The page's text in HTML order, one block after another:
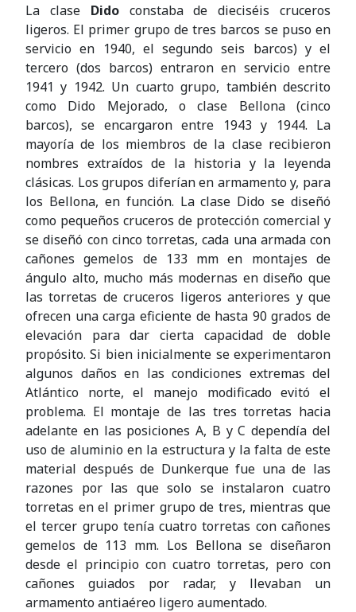
La clase Didoconstaba de dieciséis cruceros
ligeros. El primer grupo de tres barcos se puso en
servicio en 1940, el segundo seis barcos) y el
tercero (dos barcos) entraron en servicio entre
1941 y 1942. Un cuarto grupo, también descrito
como Dido Mejorado, o clase Bellona (cinco
barcos), se encargaron entre 1943 y 1944. La
mayoría de los miembros de la clase recibieron
nombres extraídos de la historia y la leyenda
clásicas. Los grupos diferían en armamento y, para
los Bellona, ​​en función. La clase Dido se diseñó
como pequeños cruceros de protección comercial y
se diseñó con cinco torretas, cada una armada con
cañones gemelos de 133 mm en montajes de
ángulo alto, mucho más modernas en diseño que
las torretas de cruceros ligeros anteriores y que
ofrecen una carga eficiente de hasta 90 grados de
elevación para dar cierta capacidad de doble
propósito. Si bien inicialmente se experimentaron
algunos daños en las condiciones extremas del
Atlántico norte, el manejo modificado evitó el
problema. El montaje de las tres torretas hacia
adelante en las posiciones A, B y C dependía del
uso de aluminio en la estructura y la falta de este
material después de Dunkerque fue una de las
razones por las que solo se instalaron cuatro
torretas en el primer grupo de tres, mientras que
el tercer grupo tenía cuatro torretas con cañones
gemelos de 113 mm. Los Bellona se diseñaron
desde el principio con cuatro torretas, pero con
cañones guiados por radar, y llevaban un
armamento antiaéreo ligero aumentado.